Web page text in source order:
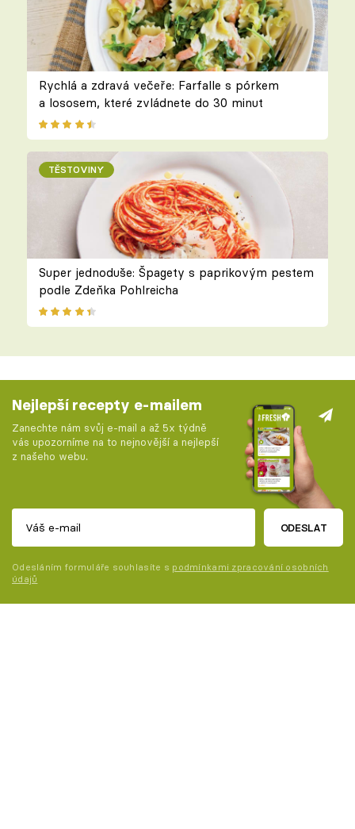
Rychlá a zdravá večeře: Farfalle s pórkem
a lososem, které zvládnete do 30 minut
TĚSTOVINY
Super jednoduše: Špagety s paprikovým pestem
podle Zdeňka Pohlreicha
Nejlepší recepty e-mailem
Zanechte nám svůj e-mail a až 5x týdně
vás upozorníme na to nejnovější a nejlepší
z našeho webu.
ODESLAT
Odesláním formuláře souhlasíte s podmínkami zpracování osobních
údajů